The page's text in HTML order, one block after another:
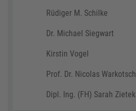
Rüdiger M. Schilke
Dr. Michael Siegwart
Kirstin Vogel
Prof. Dr. Nicolas Warkotsch
Dipl. Ing. (FH) Sarah Zietek